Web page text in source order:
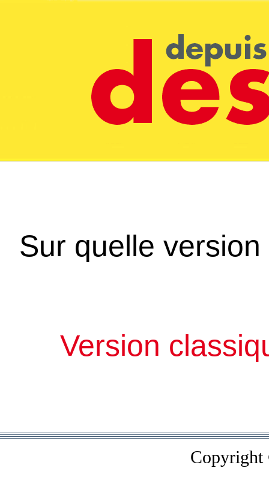
Sur quelle
Version